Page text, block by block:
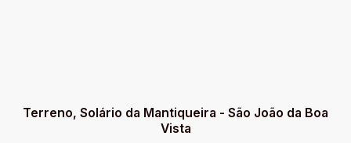
Terreno, Solário da Mantiqueira - São João da Boa
Vista